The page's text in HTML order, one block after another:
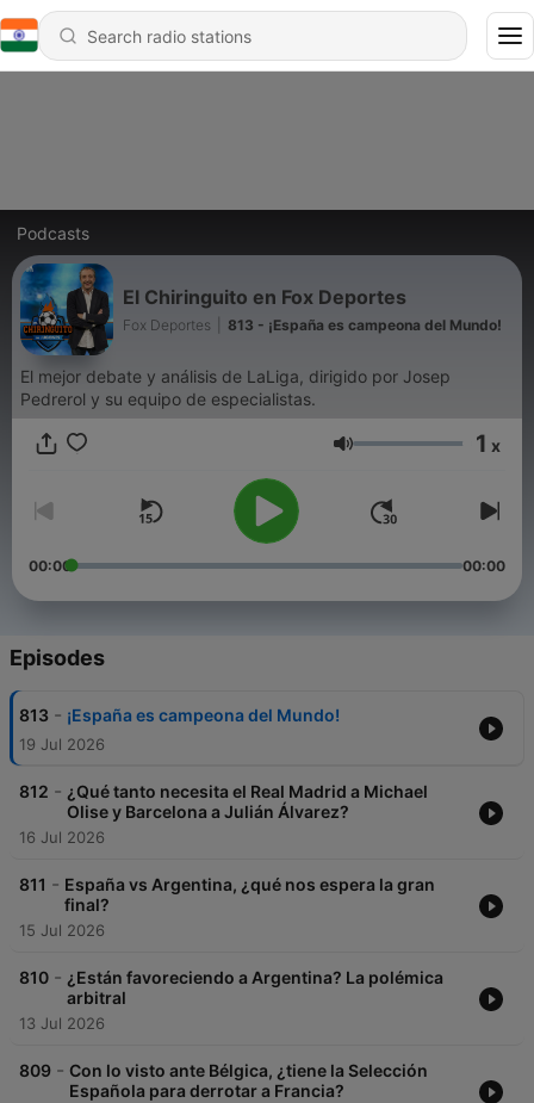
Podcasts
El Chiringuito en Fox Deportes
Fox Deportes 813 - ¡España es campeona del Mundo!
El mejor debate y análisis de LaLiga, dirigido por Josep
Pedrerol y su equipo de especialistas.
Volume 1 x
00:00 00:00
Episodes
813 - ¡España es campeona del Mundo!
19 Jul 2026
812 - ¿Qué tanto necesita el Real Madrid a Michael
Olise y Barcelona a Julián Álvarez?
16 Jul 2026
811 - España vs Argentina, ¿qué nos espera la gran
final?
15 Jul 2026
810 - ¿Están favoreciendo a Argentina? La polémica
arbitral
13 Jul 2026
809 - Con lo visto ante Bélgica, ¿tiene la Selección
Española para derrotar a Francia?